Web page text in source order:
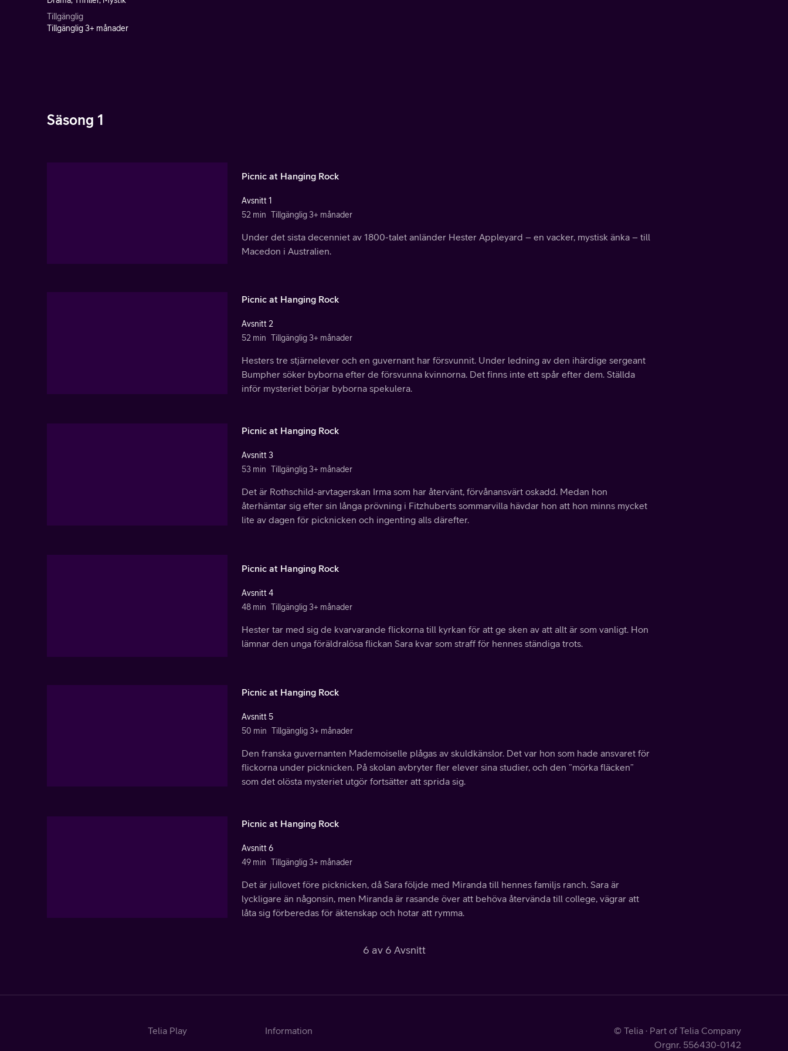
Tillgänglig
Tillgänglig 3+ månader
Säsong 1
Picnic at Hanging Rock
Avsnitt 1
52 min Tillgänglig 3+ månader
Under det sista decenniet av 1800-talet anländer Hester Appleyard – en vacker, mystisk änka – till
Macedon i Australien.
Picnic at Hanging Rock
Avsnitt 2
52 min Tillgänglig 3+ månader
Hesters tre stjärnelever och en guvernant har försvunnit. Under ledning av den ihärdige sergeant
Bumpher söker byborna efter de försvunna kvinnorna. Det finns inte ett spår efter dem. Ställda
inför mysteriet börjar byborna spekulera.
Picnic at Hanging Rock
Avsnitt 3
53 min Tillgänglig 3+ månader
Det är Rothschild-arvtagerskan Irma som har återvänt, förvånansvärt oskadd. Medan hon
återhämtar sig efter sin långa prövning i Fitzhuberts sommarvilla hävdar hon att hon minns mycket
lite av dagen för picknicken och ingenting alls därefter.
Picnic at Hanging Rock
Avsnitt 4
48 min Tillgänglig 3+ månader
Hester tar med sig de kvarvarande flickorna till kyrkan för att ge sken av att allt är som vanligt. Hon
lämnar den unga föräldralösa flickan Sara kvar som straff för hennes ständiga trots.
Picnic at Hanging Rock
Avsnitt 5
50 min Tillgänglig 3+ månader
Den franska guvernanten Mademoiselle plågas av skuldkänslor. Det var hon som hade ansvaret för
flickorna under picknicken. På skolan avbryter fler elever sina studier, och den ”mörka fläcken”
som det olösta mysteriet utgör fortsätter att sprida sig.
Picnic at Hanging Rock
Avsnitt 6
49 min Tillgänglig 3+ månader
Det är jullovet före picknicken, då Sara följde med Miranda till hennes familjs ranch. Sara är
lyckligare än någonsin, men Miranda är rasande över att behöva återvända till college, vägrar att
låta sig förberedas för äktenskap och hotar att rymma.
6 av 6 Avsnitt
Telia Play
Information
© Telia · Part of Telia Company
Orgnr. 556430-0142